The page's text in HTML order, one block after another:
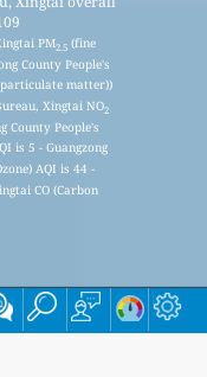
PM2.5(fine
County People's
matter))
Xingtai NO2
County People's
is 5 - Guangzong
AQI is 44 -
CO (Carbon
corespondență
sunt disponibile